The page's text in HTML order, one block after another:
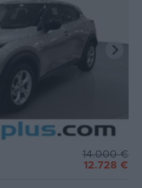
14.000 €
12.728 €